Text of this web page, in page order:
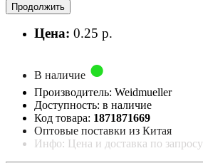
Продолжить
Цена: 0.25 р.
В наличие
Производитель: Weidmueller
Доступность: в наличие
Код товара: 1871871669
Оптовые поставки из Китая
Инфо: Цена и доставка по запросу